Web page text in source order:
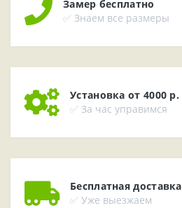
Замер бесплатно
✅ Знаем все размеры
Установка от 4000 р.
✅ За час управимся
Бесплатная доставка
✅ Уже выезжаем